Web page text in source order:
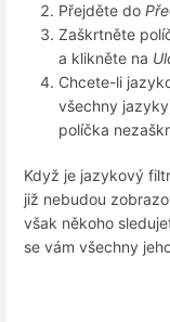
Přejděte do
Zaškrtněte
a klikněte na
Chcete-li
všechny
políčka
Když je jazykový
již nebudou
však někoho
se vám všechny